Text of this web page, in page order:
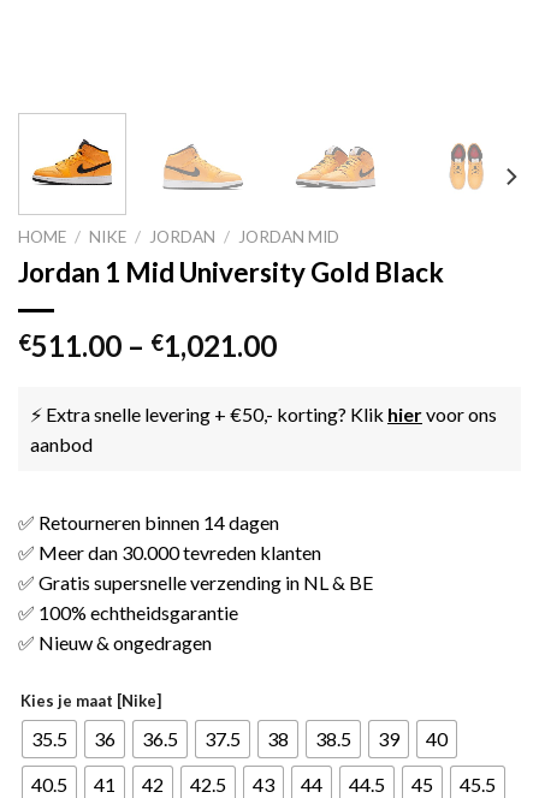
HOME / NIKE / JORDAN / JORDAN MID
Jordan 1 Mid University Gold Black
€511.00 – €1,021.00
⚡ Extra snelle levering + €50,- korting? Klik hiervoor ons
aanbod
✅ Retourneren binnen 14 dagen
✅ Meer dan 30.000 tevreden klanten
✅ Gratis supersnelle verzending in NL & BE
✅ 100% echtheidsgarantie
✅ Nieuw & ongedragen
Kies je maat [Nike]
35.5 36 36.5 37.5 38 38.5 39
40
40.5
41 42 42.5 43 44 44.5 45
45.5